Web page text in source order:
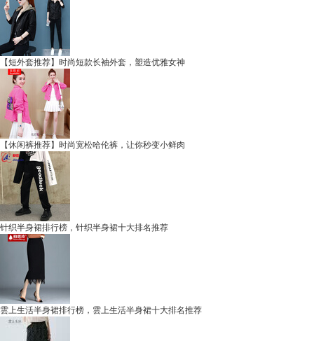
【短外套推荐】时尚短款长袖外套，塑造优雅女神
【休闲裤推荐】时尚宽松哈伦裤，让你秒变小鲜肉
针织半身裙排行榜，针织半身裙十大排名推荐
雲上生活半身裙排行榜，雲上生活半身裙十大排名推荐